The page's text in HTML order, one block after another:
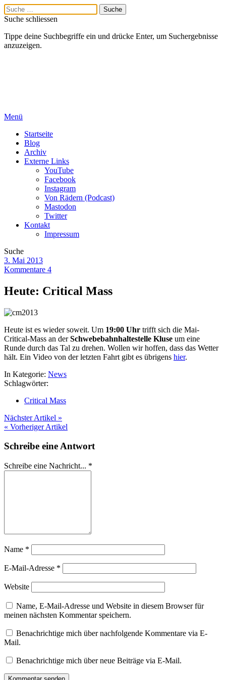
Suche schliessen
Tippe deine Suchbegriffe ein und drücke Enter, um Suchergebnisse
anzuzeigen.
Menü
Startseite
Blog
Archiv
Externe Links
YouTube
Facebook
Instagram
Von Rädern (Podcast)
Mastodon
Twitter
Kontakt
Impressum
Suche
3. Mai 2013
Kommentare 4
Heute: Critical Mass
Heute ist es wieder soweit. Um 19:00 Uhr trifft sich die Mai-
Critical-Mass an derSchwebebahnhaltestelle Kluse um eine
Runde durch das Tal zu drehen. Wollen wir hoffen, dass das Wetter
hält. Ein Video von der letzten Fahrt gibt es übrigens hier.
In Kategorie: News
Schlagwörter:
Critical Mass
Nächster Artikel »
« Vorheriger Artikel
Schreibe eine Antwort
Schreibe eine Nachricht... *
Name *
E-Mail-Adresse *
Website
Name, E-Mail-Adresse und Website in diesem Browser für
meinen nächsten Kommentar speichern.
Benachrichtige mich über nachfolgende Kommentare via E-
Mail.
Benachrichtige mich über neue Beiträge via E-Mail.